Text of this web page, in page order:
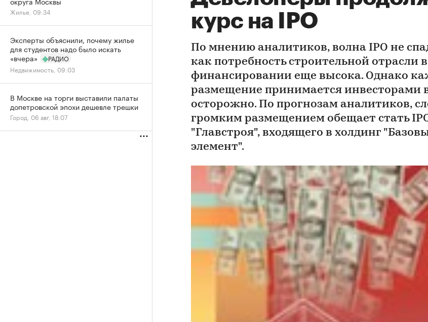
курс на IPO
По мнению аналитиков, волна IPO не
как потребность строительной отрасли в
финансировании еще высока. Однако
размещение принимается инвесторами
осторожно. По прогнозам аналитиков,
громким размещением обещает стать
"Главстроя", входящего в холдинг
элемент".
Жилье, 09:34
Эксперты объяснили, почему жилье
для студентов надо было искать
«вчера»
РАДИО
Недвижимость, 09:03
В Москве на торги выставили палаты
допетровской эпохи дешевле трешки
Город, 06 авг, 18:07